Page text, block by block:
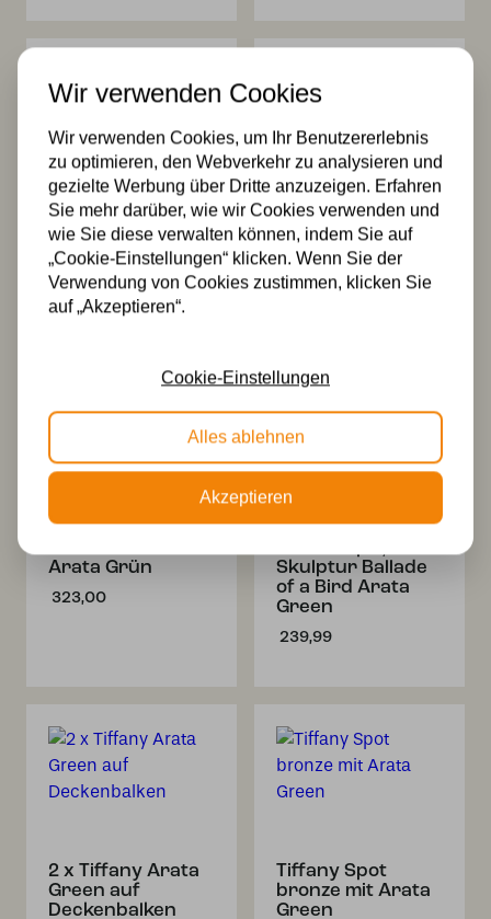
Tiffany
Wandleuchte
schwarz mit
Arata Green
134,00
Tiffany
Wandleuchte
Arata Grün
134,50
Tiffany
Arata Grün
323,00
Tiffany
Skulptur Ballade
of a Bird Arata
Green
239,99
2 x Tiffany Arata
Green auf
Deckenbalken
Tiffany Spot
bronze mit Arata
Green
Wir verwenden Cookies
Wir verwenden Cookies, um Ihr Benutzererlebnis
zu optimieren, den Webverkehr zu analysieren und
gezielte Werbung über Dritte anzuzeigen. Erfahren
Sie mehr darüber, wie wir Cookies verwenden und
wie Sie diese verwalten können, indem Sie auf
„Cookie-Einstellungen“ klicken. Wenn Sie der
Verwendung von Cookies zustimmen, klicken Sie
auf „Akzeptieren“.
Cookie-Einstellungen
Alles ablehnen
Akzeptieren